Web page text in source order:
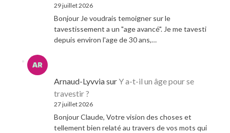
29 juillet 2026
Bonjour Je voudrais temoigner sur le
tavestissement a un "age avancé". Je me tavesti
depuis environ l'age de 30 ans,…
Arnaud-LyvviasurY a-t-il un âge pour se
travestir ?
27 juillet 2026
Bonjour Claude, Votre vision des choses et
tellement bien relaté au travers de vos mots qui